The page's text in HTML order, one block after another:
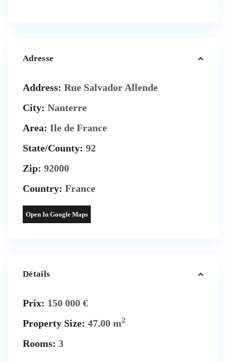
Adresse
Address: Rue Salvador Allende
City: Nanterre
Area: Ile de France
State/County: 92
Zip: 92000
Country: France
Open In Google Maps
Détails
Prix: 150 000 €
Property Size: 47.00 m2
Rooms: 3